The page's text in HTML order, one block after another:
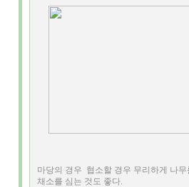
마당의 경우 협소할 경우 무리하게 나
채소를 심는 것도 좋다.